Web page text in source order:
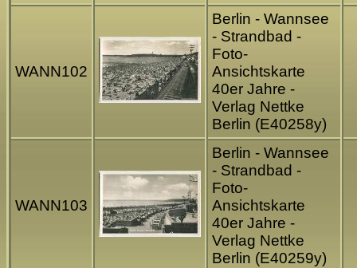
WANN102
Berlin - Wannsee
- Strandbad -
Foto-
Ansichtskarte
40er Jahre -
Verlag Nettke
Berlin (E40258y)
WANN103
Berlin - Wannsee
- Strandbad -
Foto-
Ansichtskarte
40er Jahre -
Verlag Nettke
Berlin (E40259y)